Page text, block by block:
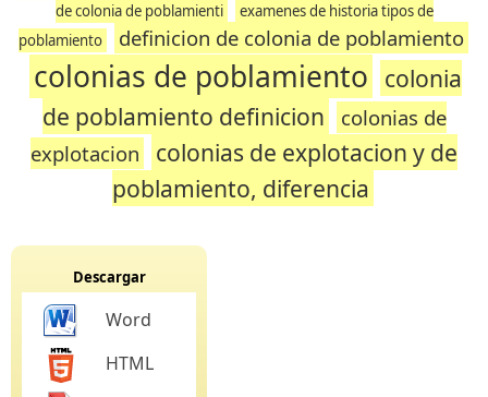
de colonia de poblamienti
examenes de historia tipos de
poblamiento
definicion de colonia de poblamiento
colonias de poblamiento colonia
de poblamiento definicion
colonias de
explotacion
colonias de explotacion y de
poblamiento, diferencia
Descargar
Word
HTML